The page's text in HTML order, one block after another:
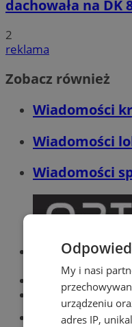
dachowała na DK
2
reklama
Zobacz również
Wiadomości
Wiadomości
Wiadomości
ZabrzeMy i nasi
urządzeniu
adres IP,